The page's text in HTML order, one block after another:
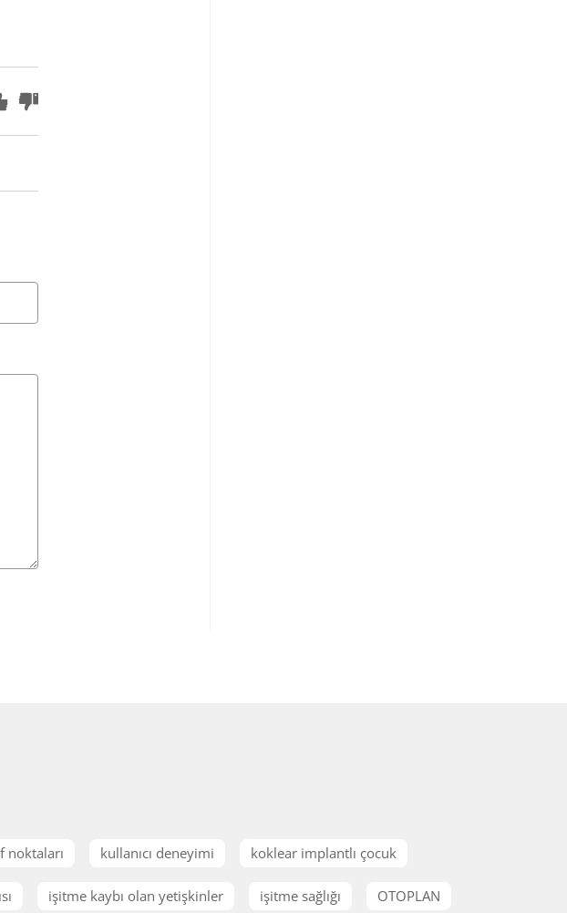
noktaları kullanıcı deneyimi koklear implantlı çocuk
işitme kaybı olan yetişkinler işitme sağlığı OTOPLAN